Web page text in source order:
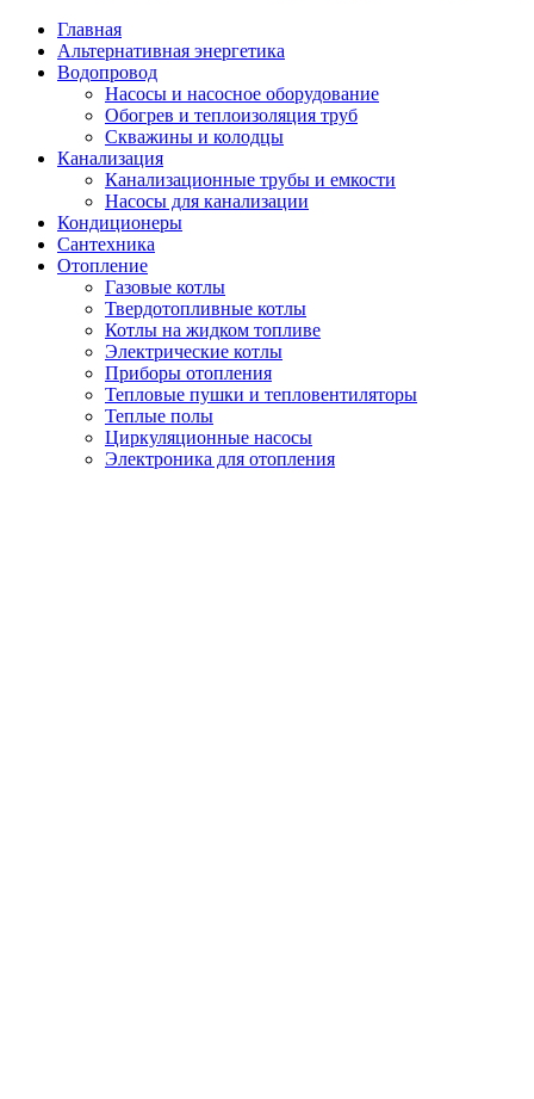
Главная
Альтернативная энергетика
Водопровод
Насосы и насосное оборудование
Обогрев и теплоизоляция труб
Скважины и колодцы
Канализация
Канализационные трубы и емкости
Насосы для канализации
Кондиционеры
Сантехника
Отопление
Газовые котлы
Твердотопливные котлы
Котлы на жидком топливе
Электрические котлы
Приборы отопления
Тепловые пушки и тепловентиляторы
Теплые полы
Циркуляционные насосы
Электроника для отопления